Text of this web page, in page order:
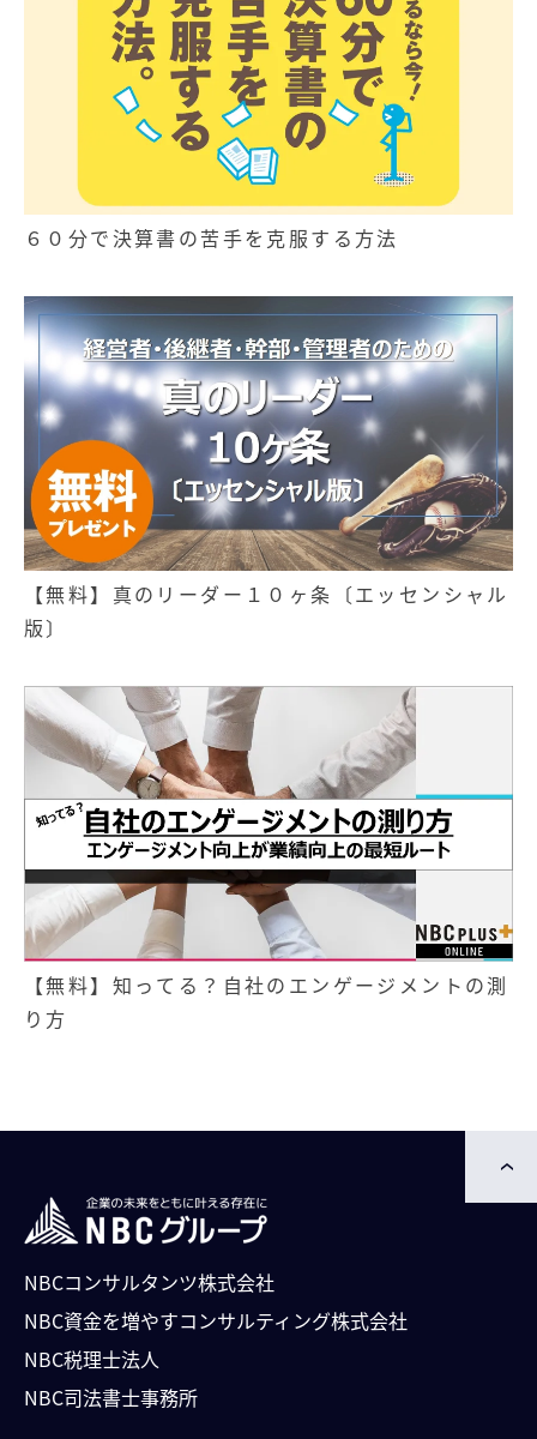
６０分で決算書の苦手を克服する方法
【無料】真のリーダー１０ヶ条〔エッセンシャル
版〕
【無料】知ってる？自社のエンゲージメントの測
り方
NBCコンサルタンツ株式会社
NBC資⾦を増やすコンサルティング株式会社
NBC税理士法人
NBC司法書⼠事務所